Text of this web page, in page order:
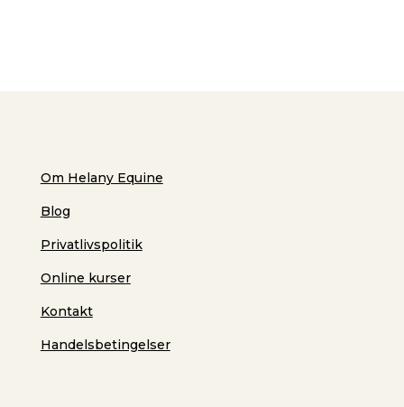
Om Helany Equine
Blog
Privatlivspolitik
Online kurser
Kontakt
Handelsbetingelser